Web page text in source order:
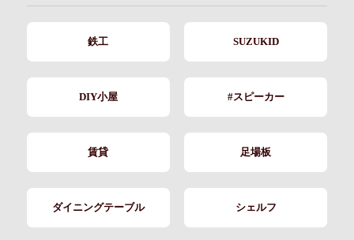
鉄工 SUZUKID
DIY小屋 #スピーカー
賃貸 足場板
ダイニングテーブル シェルフ